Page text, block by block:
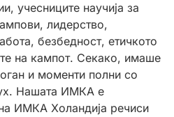
учесниците научија за
лидерство,
безбедност, етичкото
на кампот. Секако, имаше
и моменти полни со
Нашата ИМКА е
ИМКА Холандија речиси